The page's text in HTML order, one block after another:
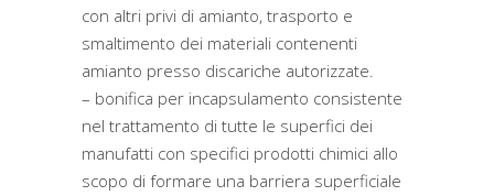
con altri privi di amianto, trasporto e
smaltimento dei materiali contenenti
amianto presso discariche autorizzate.
– bonifica per incapsulamento consistente
nel trattamento di tutte le superfici dei
manufatti con specifici prodotti chimici allo
scopo di formare una barriera superficiale